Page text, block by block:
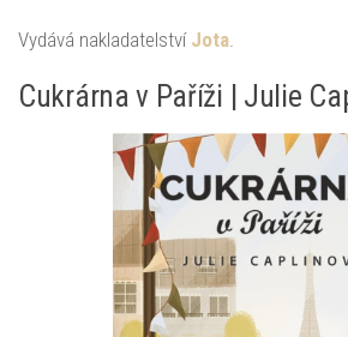
Vydává nakladatelství Jota.
Cukrárna v Paříži | Julie